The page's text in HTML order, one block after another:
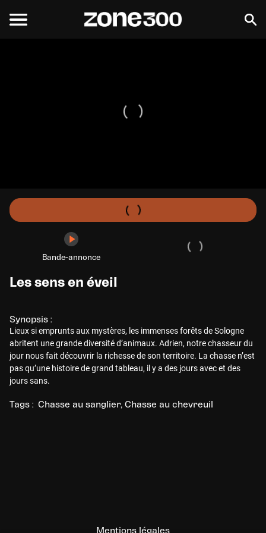
Bande-annonce
Les sens en éveil
Synopsis :
Lieux si emprunts aux mystères, les immenses forêts de Sologne
abritent une grande diversité d’animaux. Adrien, notre chasseur du
jour nous fait découvrir la richesse de son territoire. La chasse n’est
pas qu’une histoire de grand tableau, il y a des jours avec et des
jours sans.
Tags : Chasse au sanglier Chasse au chevreuil